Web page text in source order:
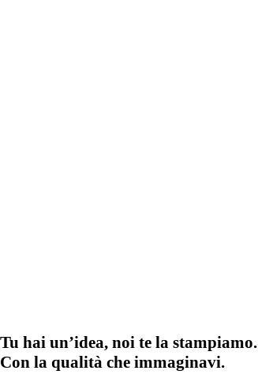
Tu hai un’idea, noi te la stampiamo.
Con la qualità che immaginavi.